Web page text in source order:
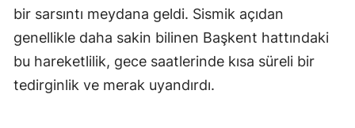
bir sarsıntı meydana geldi. Sismik açıdan
genellikle daha sakin bilinen Başkent hattındaki
bu hareketlilik, gece saatlerinde kısa süreli bir
tedirginlik ve merak uyandırdı.